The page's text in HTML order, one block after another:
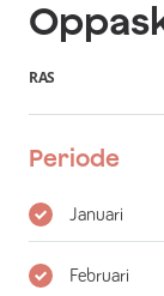
RAS
Periode
Januari
Februari